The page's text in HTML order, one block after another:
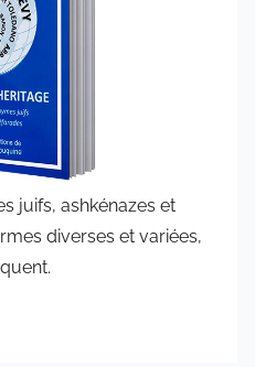
juifs, ashkénazes et
diverses et variées,